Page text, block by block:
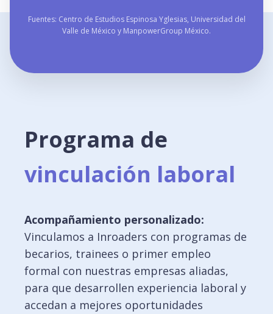
Fuentes: Centro de Estudios Espinosa Yglesias, Universidad del
Valle de México y ManpowerGroup México.
Programa de
vinculación laboral
Acompañamiento personalizado:
Vinculamos a Inroaders con programas de
becarios, trainees o primer empleo
formal con nuestras empresas aliadas,
para que desarrollen experiencia laboral y
accedan a mejores oportunidades